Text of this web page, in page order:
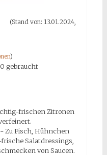
(Stand von: 13.01.2024,
)
0 gebraucht
frischen Zitronen
- Zu Fisch, Hühnchen
Salatdressings,
von Saucen.